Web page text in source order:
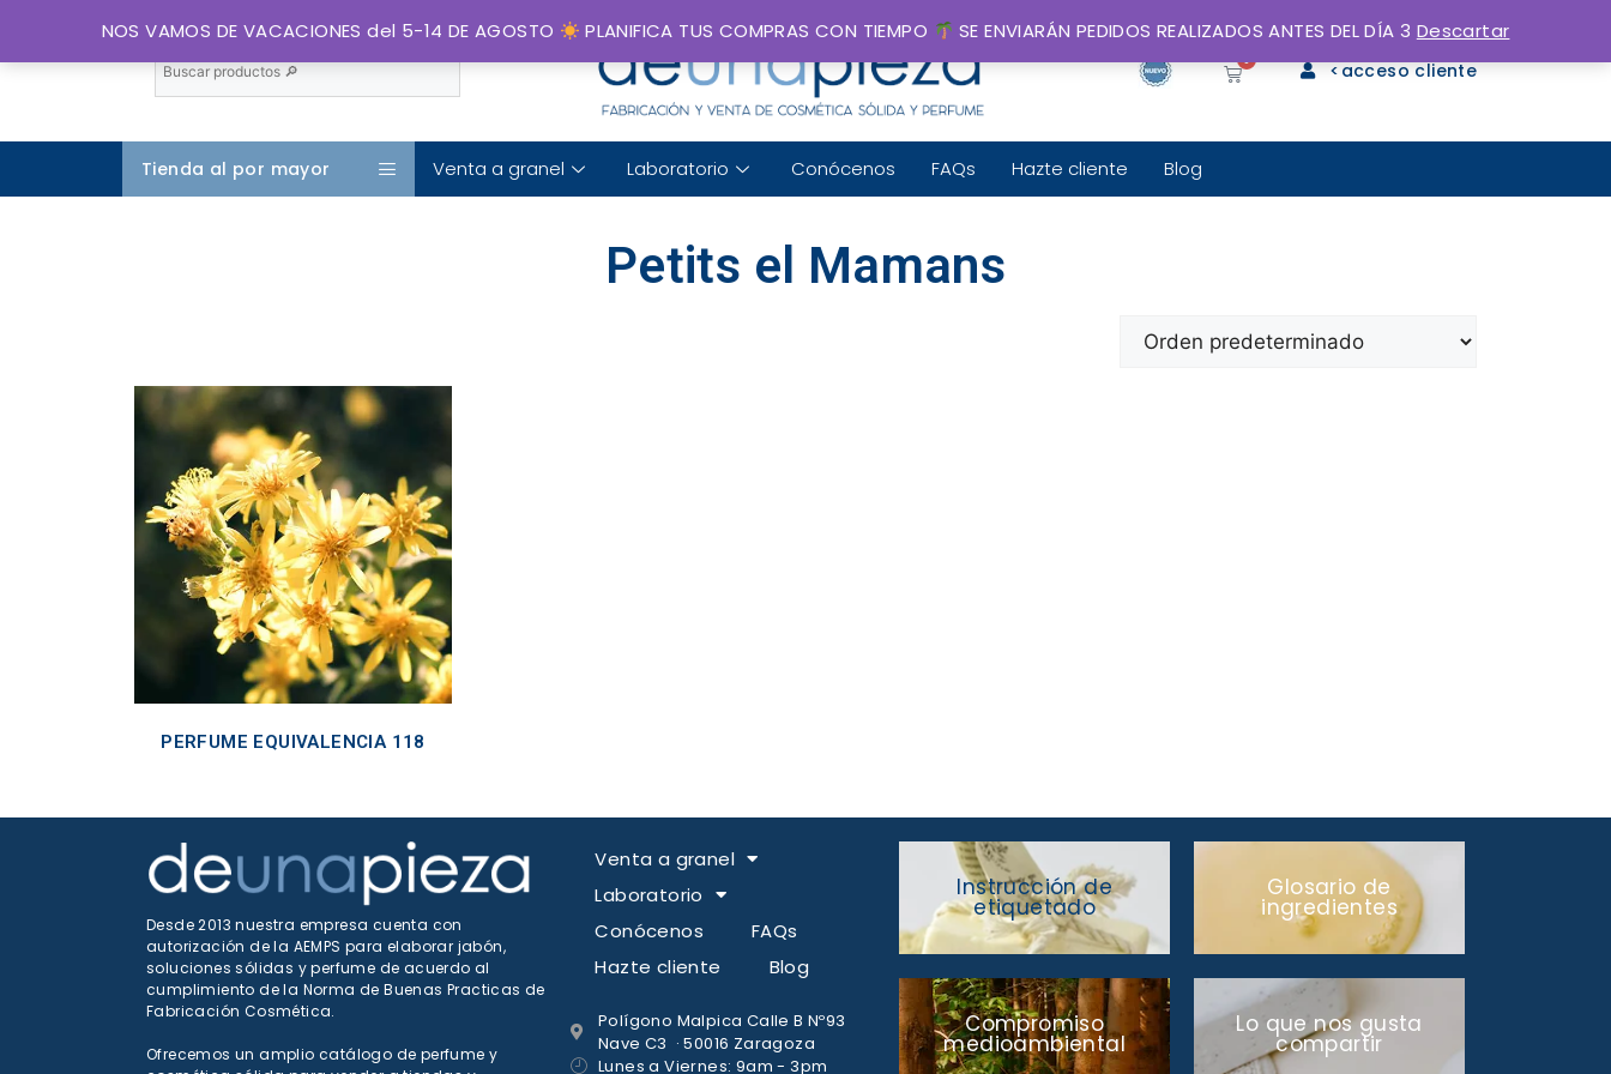
<acceso cliente
Tienda al por mayor Venta a granel Laboratorio Conócenos FAQs Hazte cliente Blog
Petits el Mamans
PERFUME EQUIVALENCIA 118
Desde 2013 nuestra empresa cuenta con
autorización de la AEMPS para elaborar jabón,
soluciones sólidas y perfume de acuerdo al
cumplimiento de la Norma de Buenas Practicas de
Fabricación Cosmética.
Ofrecemos un amplio catálogo de perfume y
Venta a granel
Laboratorio
Conócenos
FAQs
Hazte cliente
Blog
Polígono Malpica Calle B Nº93
Nave C3 · 50016 Zaragoza
Lunes a Viernes: 9am - 3pm
Instrucción de
etiquetado
Compromiso
medioambiental
Glosario de
ingredientes
Lo que nos gusta
compartir
NOS VAMOS DE VACACIONES del 5-14 DE AGOSTO PLANIFICA TUS COMPRAS CON TIEMPO SE ENVIARÁN PEDIDOS REALIZADOS ANTES DEL DÍA 3 Descartar